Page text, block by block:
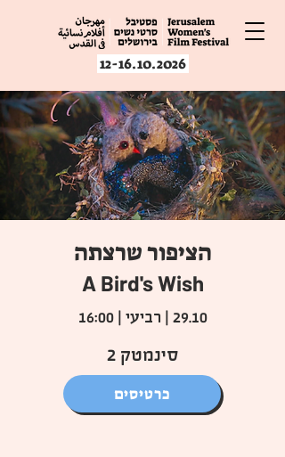
12-16.10.2026
הציפור שרצתה
A Bird's Wish
29.10 | רביעי | 16:00
סינמטק 2
כרטיסים